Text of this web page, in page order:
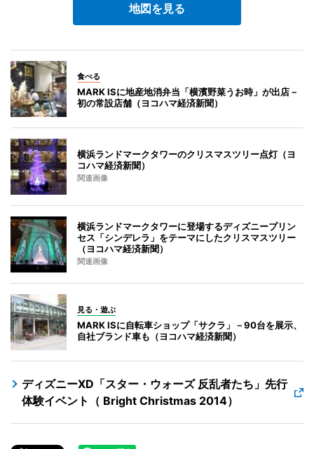
地図を見る
食べる
MARK ISに地産地消弁当「横濱野菜うお時」が出店－
初の常設店舗（ヨコハマ経済新聞）
横浜ランドマークタワーのクリスマスツリー点灯（ヨ
コハマ経済新聞）
関連画像
横浜ランドマークタワーに登場するディズニープリン
セス「シンデレラ」をテーマにしたクリスマスツリー
（ヨコハマ経済新聞）
関連画像
見る・遊ぶ
MARK ISに自転車ショップ「サクラ」－90台を展示、
自社ブランド車も（ヨコハマ経済新聞）
ディズニーXD「スター・ウォーズ 反乱者たち」先行
体験イベント（ Bright Christmas 2014）